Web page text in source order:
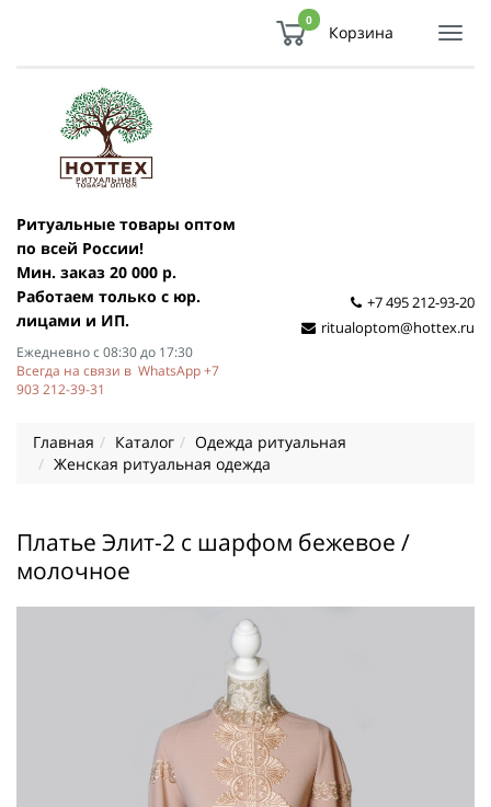
0
Корзина
Ритуальные товары оптом
по всей России!
Мин. заказ 20 000 р.
Работаем только с юр.
лицами и ИП.
Ежедневно с 08:30 до 17:30
Всегда на связи в WhatsApp +7
903 212-39-31
+7 495 212-93-20
ritualoptom@hottex.ru
Главная Каталог
Одежда ритуальная
Женская ритуальная одежда
Платье Элит-2 с шарфом бежевое /
молочное